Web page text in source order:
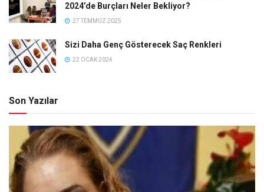
2024’de Burçları Neler Bekliyor?
27 TEMMUZ 2025
Sizi Daha Genç Gösterecek Saç Renkleri
22 OCAK 2024
Son Yazılar